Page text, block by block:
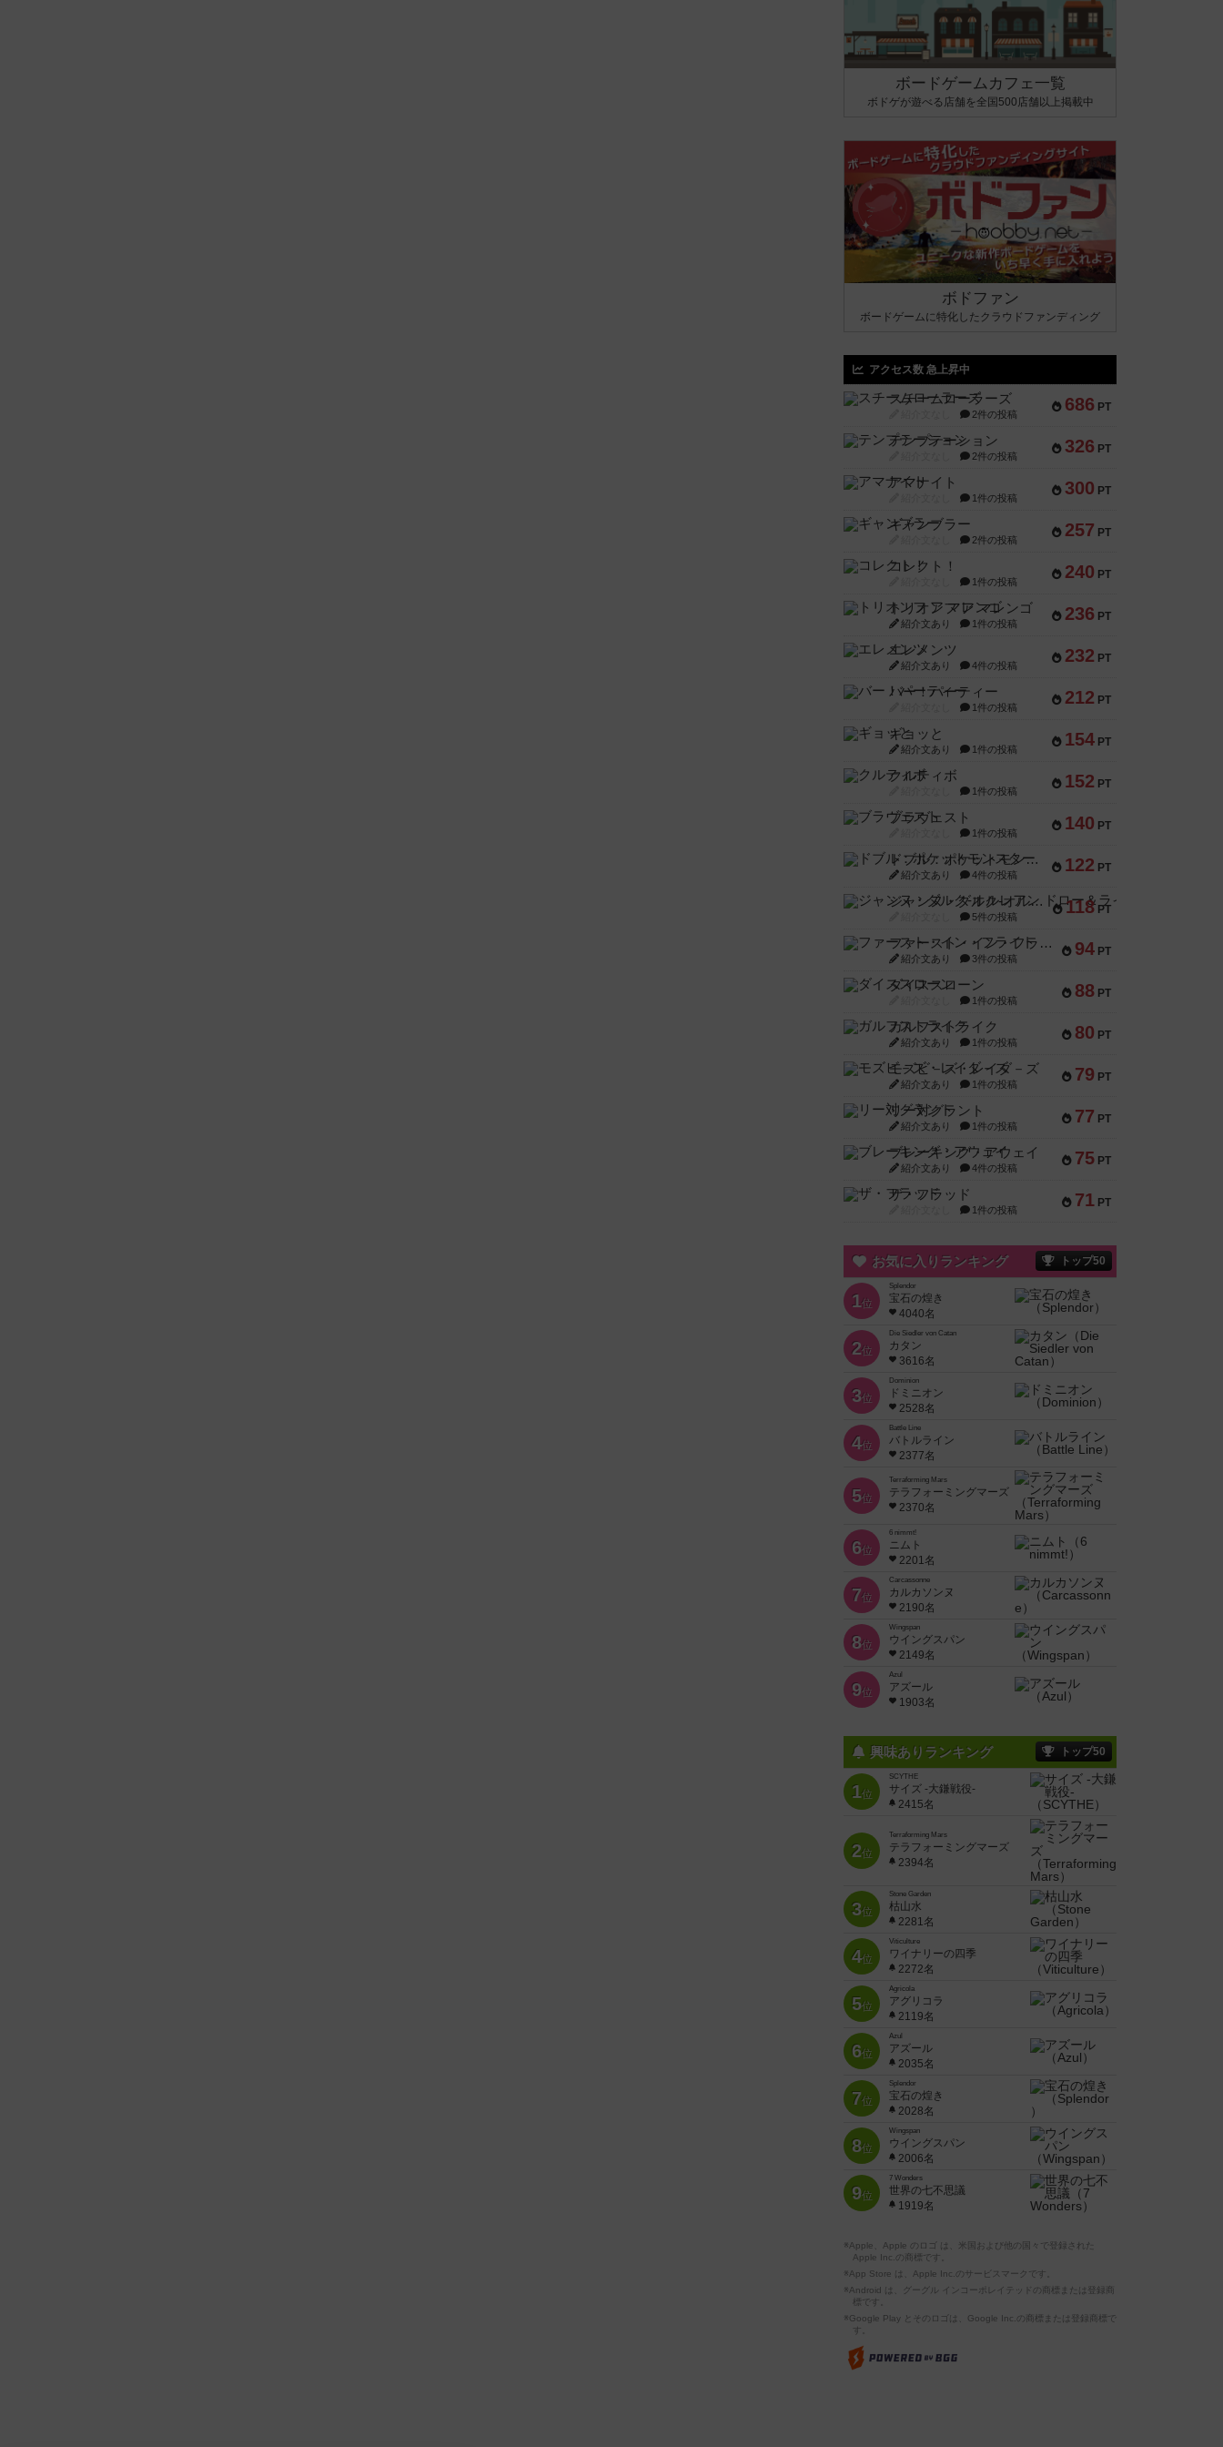
ボードゲームカフェ一覧
ボドゲが遊べる店舗を全国500店舗以上掲載中
ボドファン
ボードゲームに特化したクラウドファンディング
アクセス数 急上昇中
686 PT
スチームローラーズ
2件の投稿
326 PT
テンプテーション
2件の投稿
300 PT
アマナイト
1件の投稿
257 PT
ギャンブラー
2件の投稿
240 PT
コレクト！
1件の投稿
236 PT
トリオンフ ア マレンゴ
紹介文あり 1件の投稿
232 PT
エレメンツ
紹介文あり 4件の投稿
212 PT
バー！パーティー
1件の投稿
154 PT
ギョッと
紹介文あり 1件の投稿
152 PT
クルティボ
1件の投稿
140 PT
ブラヴェスト
1件の投稿
122 PT
ドブル：ポケットモンスター
紹介文あり 4件の投稿
118 PT
ジャンヌ・ダルク-オルレアン ドロー＆ライト
5件の投稿
94 PT
ファースト・イン・フライト
紹介文あり 3件の投稿
88 PT
ダイススローン
1件の投稿
80 PT
ガルフストライク
紹介文あり 1件の投稿
79 PT
モズビ－ズ・レイダ－ズ
紹介文あり 1件の投稿
77 PT
リー対グラント
紹介文あり 1件の投稿
75 PT
ブレーキング・アウェイ
紹介文あり 4件の投稿
71 PT
ザ・フラッド
1件の投稿
お気に入りランキング トップ50
1位
Splendor
宝石の煌き
4040名
2位
Die Siedler von Catan
カタン
3616名
3位
Dominion
ドミニオン
2528名
4位
Battle Line
バトルライン
2377名
5位
Terraforming Mars
テラフォーミングマーズ
2370名
6位
6 nimmt!
ニムト
2201名
7位
Carcassonne
カルカソンヌ
2190名
8位
Wingspan
ウイングスパン
2149名
9位
Azul
アズール
1903名
興味ありランキング トップ50
1位
SCYTHE
サイズ -大鎌戦役-
2415名
2位
Terraforming Mars
テラフォーミングマーズ
2394名
3位
Stone Garden
枯山水
2281名
4位
Viticulture
ワイナリーの四季
2272名
5位
Agricola
アグリコラ
2119名
6位
Azul
アズール
2035名
7位
Splendor
宝石の煌き
2028名
8位
Wingspan
ウイングスパン
2006名
9位
7 Wonders
世界の七不思議
1919名
※Apple、Apple のロゴ は、米国および他の国々で登録された
Apple Inc.の商標です。
※App Store は、Apple Inc.のサービスマークです。
※Android は、グーグル インコーポレイテッドの商標または登録商
標です。
※Google Play とそのロゴは、Google Inc.の商標または登録商標で
す。